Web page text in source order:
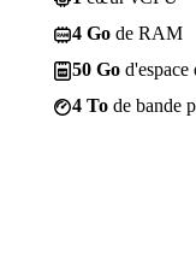
4 Go de RAM
50 Go
4 To de bande